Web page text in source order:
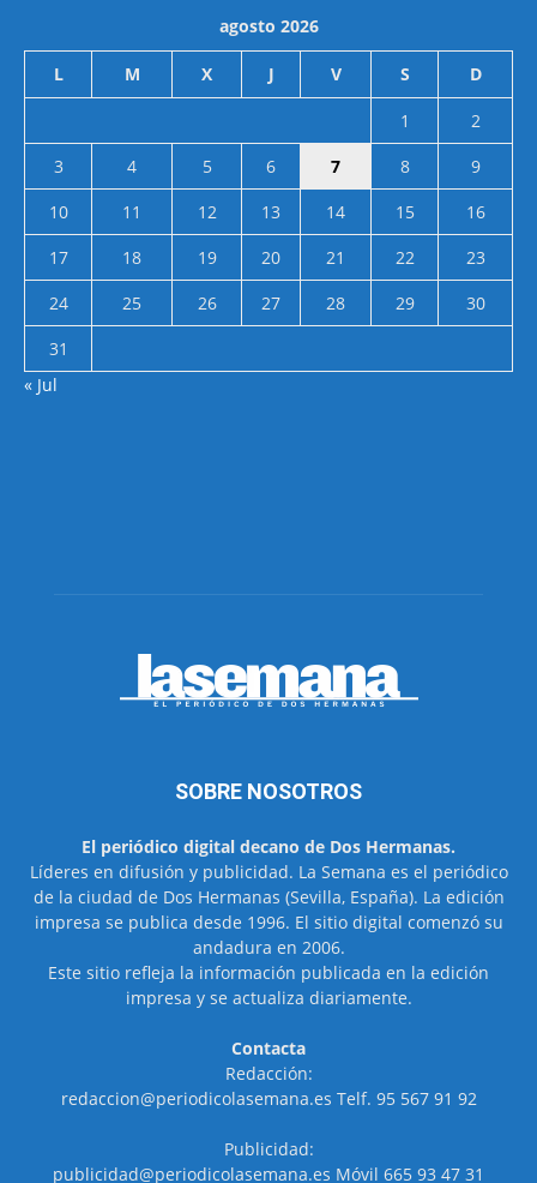
agosto 2026
L M X J V S D
1
2
3
4 5 6 7 8
9
10
11 12 13 14 15
16
17
18 19 20 21 22
23
24
25 26 27 28 29
30
31
« Jul
SOBRE NOSOTROS
El periódico digital decano de Dos Hermanas.
Líderes en difusión y publicidad. La Semana es el periódico
de la ciudad de Dos Hermanas (Sevilla, España). La edición
impresa se publica desde 1996. El sitio digital comenzó su
andadura en 2006.
Este sitio refleja la información publicada en la edición
impresa y se actualiza diariamente.
Contacta
Redacción:
redaccion@periodicolasemana.es Telf. 95 567 91 92
Publicidad:
publicidad@periodicolasemana.es Móvil 665 93 47 31